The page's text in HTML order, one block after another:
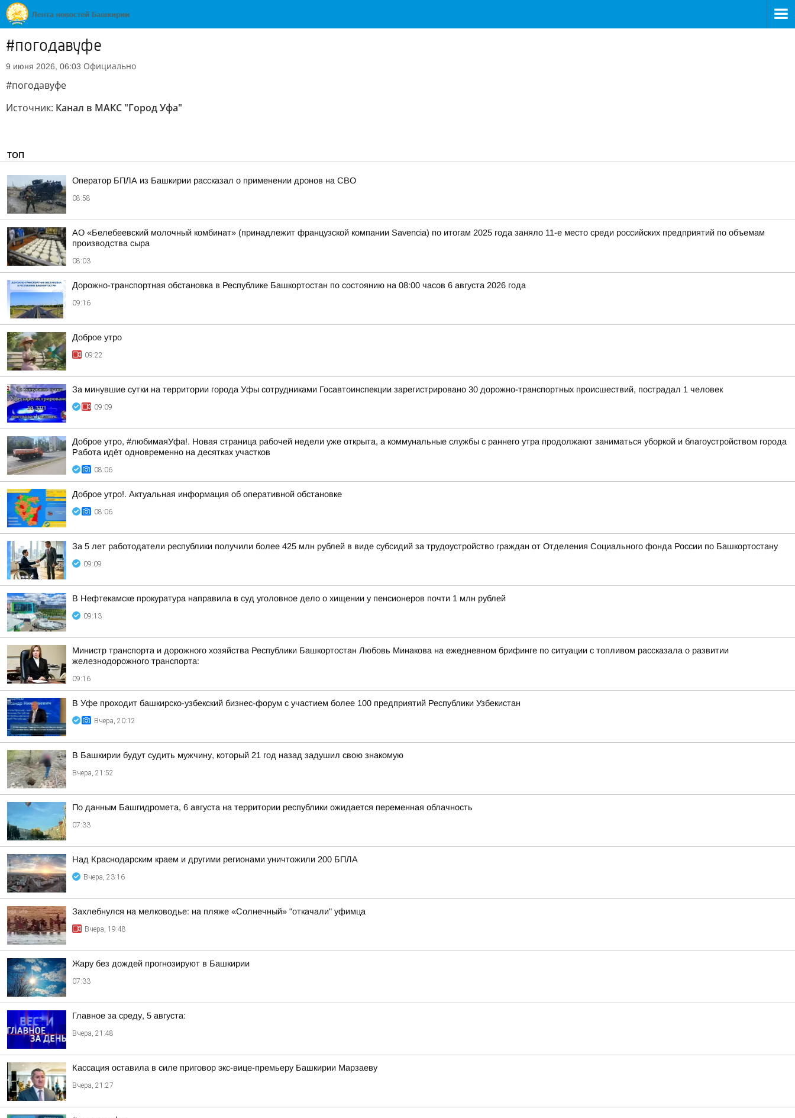
#погодавуфе
9 июня 2026, 06:03 Официально
#погодавуфе
Источник: Канал в МАКС "Город Уфа"
ТОП
Оператор БПЛА из Башкирии рассказал о применении дронов на СВО
08:58
АО «Белебеевский молочный комбинат» (принадлежит французской компании Savencia) по итогам 2025 года заняло 11-е место среди российских предприятий по объемам
производства сыра
08:03
Дорожно-транспортная обстановка в Республике Башкортостан по состоянию на 08:00 часов 6 августа 2026 года
09:16
Доброе утро
09:22
За минувшие сутки на территории города Уфы сотрудниками Госавтоинспекции зарегистрировано 30 дорожно-транспортных происшествий, пострадал 1 человек
09:09
Доброе утро, #любимаяУфа!. Новая страница рабочей недели уже открыта, а коммунальные службы с раннего утра продолжают заниматься уборкой и благоустройством города
Работа идёт одновременно на десятках участков
08:06
Доброе утро!. Актуальная информация об оперативной обстановке
08:06
За 5 лет работодатели республики получили более 425 млн рублей в виде субсидий за трудоустройство граждан от Отделения Социального фонда России по Башкортостану
09:09
В Нефтекамске прокуратура направила в суд уголовное дело о хищении у пенсионеров почти 1 млн рублей
09:13
Министр транспорта и дорожного хозяйства Республики Башкортостан Любовь Минакова на ежедневном брифинге по ситуации с топливом рассказала о развитии
железнодорожного транспорта:
09:16
В Уфе проходит башкирско-узбекский бизнес-форум с участием более 100 предприятий Республики Узбекистан
Вчера, 20:12
В Башкирии будут судить мужчину, который 21 год назад задушил свою знакомую
Вчера, 21:52
По данным Башгидромета, 6 августа на территории республики ожидается переменная облачность
07:33
Над Краснодарским краем и другими регионами уничтожили 200 БПЛА
Вчера, 23:16
Захлебнулся на мелководье: на пляже «Солнечный» "откачали" уфимца
Вчера, 19:48
Жару без дождей прогнозируют в Башкирии
07:33
Главное за среду, 5 августа:
Вчера, 21:48
Кассация оставила в силе приговор экс-вице-премьеру Башкирии Марзаеву
Вчера, 21:27